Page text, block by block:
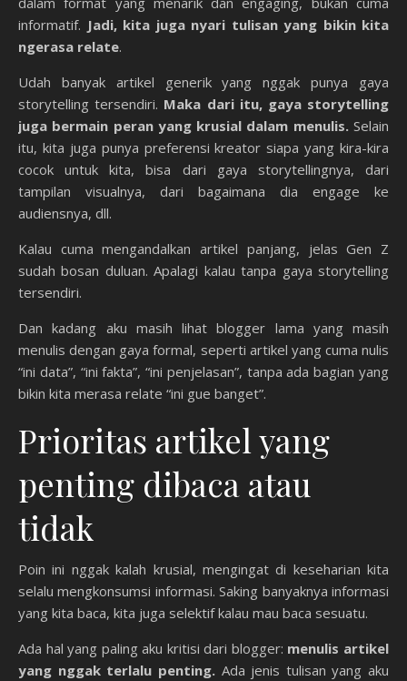
informatif. Jadi, kita juga nyari tulisan yang bikin kita
ngerasa relate.
Udah banyak artikel generik yang nggak punya gaya
storytelling tersendiri. Maka dari itu, gaya storytelling
juga bermain peran yang krusial dalam menulis.Selain
itu, kita juga punya preferensi kreator siapa yang kira-kira
cocok untuk kita, bisa dari gaya storytellingnya, dari
tampilan visualnya, dari bagaimana dia engage ke
audiensnya, dll.
Kalau cuma mengandalkan artikel panjang, jelas Gen Z
sudah bosan duluan. Apalagi kalau tanpa gaya storytelling
tersendiri.
Dan kadang aku masih lihat blogger lama yang masih
menulis dengan gaya formal, seperti artikel yang cuma nulis
“ini data”, “ini fakta”, “ini penjelasan”, tanpa ada bagian yang
bikin kita merasa relate “ini gue banget”.
Prioritas artikel yang
penting dibaca atau
tidak
Poin ini nggak kalah krusial, mengingat di keseharian kita
selalu mengkonsumsi informasi. Saking banyaknya informasi
yang kita baca, kita juga selektif kalau mau baca sesuatu.
Ada hal yang paling aku kritisi dari blogger: menulis artikel
yang nggak terlalu penting. Ada jenis tulisan yang aku